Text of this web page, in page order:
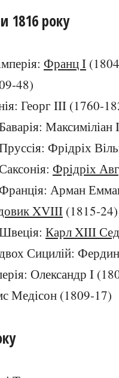
1816 року
Франц I
48)
Георг III (1760-
Фрідріх
Фрідріх
Франція: Арман
XVIII (1815-24)
Карл XIII
двох Сицилій:
Олександр I
Медісон (1809-17)